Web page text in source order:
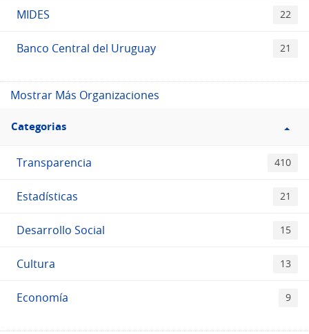
MIDES 22
Banco Central del Uruguay 21
Mostrar Más Organizaciones
Filtro
Categorias
Categorias
Transparencia 410
Estadísticas 21
Desarrollo Social 15
Cultura 13
Economía 9